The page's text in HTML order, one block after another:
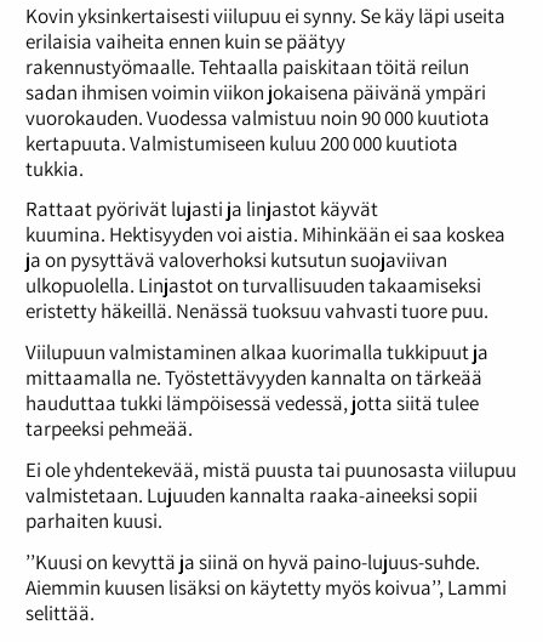
Kovin yksinkertaisesti viilupuu ei synny. Se käy läpi useita
erilaisia vaiheita ennen kuin se päätyy
rakennustyömaalle. Tehtaalla paiskitaan töitä reilun
sadan ihmisen voimin viikon jokaisena päivänä ympäri
vuorokauden. Vuodessa valmistuu noin 90 000 kuutiota
kertapuuta. Valmistumiseen kuluu 200 000 kuutiota
tukkia.
Rattaat pyörivät lujasti ja linjastot käyvät
kuumina. Hektisyyden voi aistia. Mihinkään ei saa koskea
ja on pysyttävä valoverhoksi kutsutun suojaviivan
ulkopuolella. Linjastot on turvallisuuden takaamiseksi
eristetty häkeillä. Nenässä tuoksuu vahvasti tuore puu.
Viilupuun valmistaminen alkaa kuorimalla tukkipuut ja
mittaamalla ne. Työstettävyyden kannalta on tärkeää
hauduttaa tukki lämpöisessä vedessä, jotta siitä tulee
tarpeeksi pehmeää.
Ei ole yhdentekevää, mistä puusta tai puunosasta viilupuu
valmistetaan. Lujuuden kannalta raaka-aineeksi sopii
parhaiten kuusi.
’’Kuusi on kevyttä ja siinä on hyvä paino-lujuus-suhde.
Aiemmin kuusen lisäksi on käytetty myös koivua’’, Lammi
selittää.